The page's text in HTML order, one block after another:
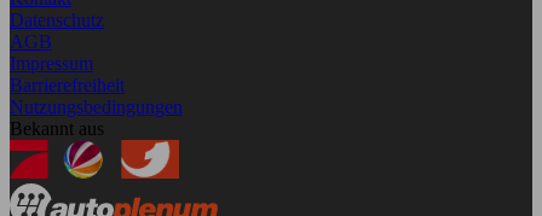
Datenschutz
AGB
Impressum
Barrierefreiheit
Nutzungsbedingungen
Bekannt aus